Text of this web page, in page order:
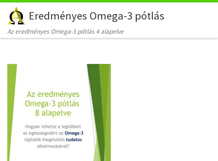
Skip to content
Eredményes Omega-3 pótlás
Az eredményes Omega-3 pótlás 4 alapelve